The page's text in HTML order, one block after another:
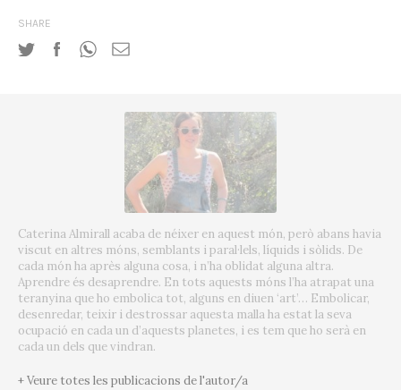
SHARE
Caterina Almirall acaba de néixer en aquest món, però abans havia
viscut en altres móns, semblants i paral·lels, líquids i sòlids. De
cada món ha après alguna cosa, i n’ha oblidat alguna altra.
Aprendre és desaprendre. En tots aquests móns l’ha atrapat una
teranyina que ho embolica tot, alguns en diuen ‘art’… Embolicar,
desenredar, teixir i destrossar aquesta malla ha estat la seva
ocupació en cada un d’aquests planetes, i es tem que ho serà en
cada un dels que vindran.
+ Veure totes les publicacions de l'autor/a